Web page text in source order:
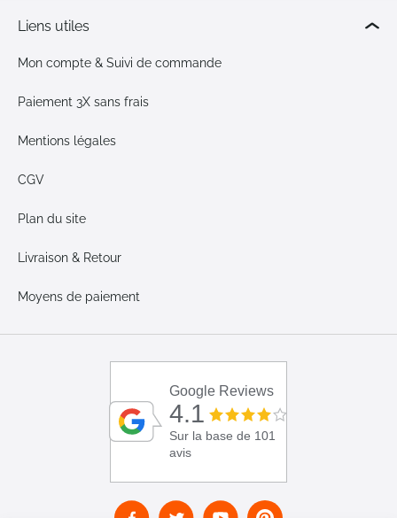
Liens utiles
Mon compte & Suivi de commande
Paiement 3X sans frais
Mentions légales
CGV
Plan du site
Livraison & Retour
Moyens de paiement
Google Reviews
4.1
Sur la base de 101
avis